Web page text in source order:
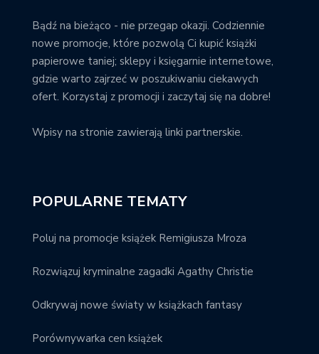
Bądź na bieżąco - nie przegap okazji. Codziennie
nowe promocje, które pozwolą Ci kupić książki
papierowe taniej; sklepy i księgarnie internetowe,
gdzie warto zajrzeć w poszukiwaniu ciekawych
ofert. Korzystaj z promocji i zaczytaj się na dobre!
Wpisy na stronie zawierają linki partnerskie.
POPULARNE TEMATY
Poluj na promocje książek Remigiusza Mroza
Rozwiązuj kryminalne zagadki Agathy Christie
Odkrywaj nowe światy w książkach fantasy
Porównywarka cen książek